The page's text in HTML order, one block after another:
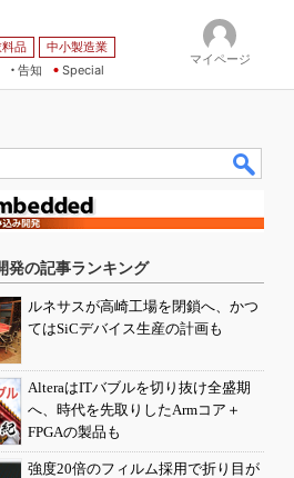
品
中小製造業
告知 Special
マイページ
発の記事ランキング
ルネサスが高崎工場を閉鎖へ、かつ
てはSiCデバイス生産の計画も
AlteraはITバブルを切り抜け全盛期
へ、時代を先取りしたArmコア＋
FPGAの製品も
強度20倍のフィルム採用で折り目が